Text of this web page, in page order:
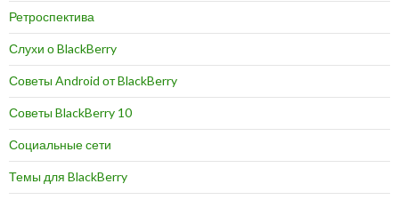
Ретроспектива
Слухи о BlackBerry
Советы Android от BlackBerry
Советы BlackBerry 10
Социальные сети
Темы для BlackBerry